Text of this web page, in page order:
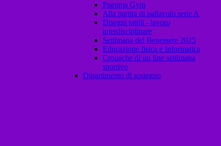
Pneuma Gym
Alla partita di pallavolo serie A
Disegni tattili - lavoro
interdisciplinare
Settimana del Benessere 2025
Educazione fisica e Informatica
Cronache di un fine settimana
sportivo
Dipartimento di sostegno